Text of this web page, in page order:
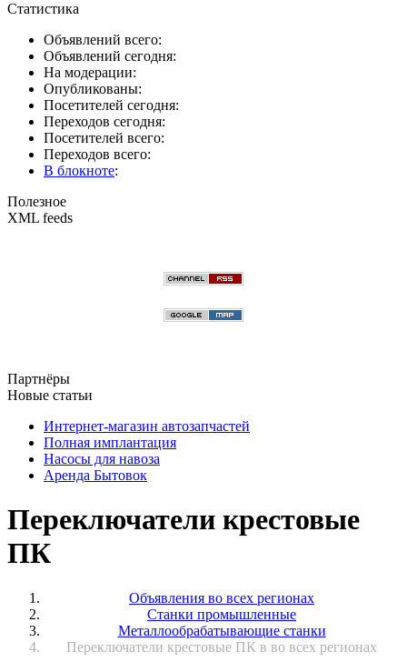
Статистика
Объявлений всего:
Объявлений сегодня:
На модерации:
Опубликованы:
Посетителей сегодня:
Переходов сегодня:
Посетителей всего:
Переходов всего:
В блокноте:
Полезное
XML feeds
Партнёры
Новые статьи
Интернет-магазин автозапчастей
Полная имплантация
Насосы для навоза
Аренда Бытовок
Переключатели крестовые
ПК
Объявления во всех регионах
Станки промышленные
Металлообрабатывающие станки
Переключатели крестовые ПК в во всех регионах